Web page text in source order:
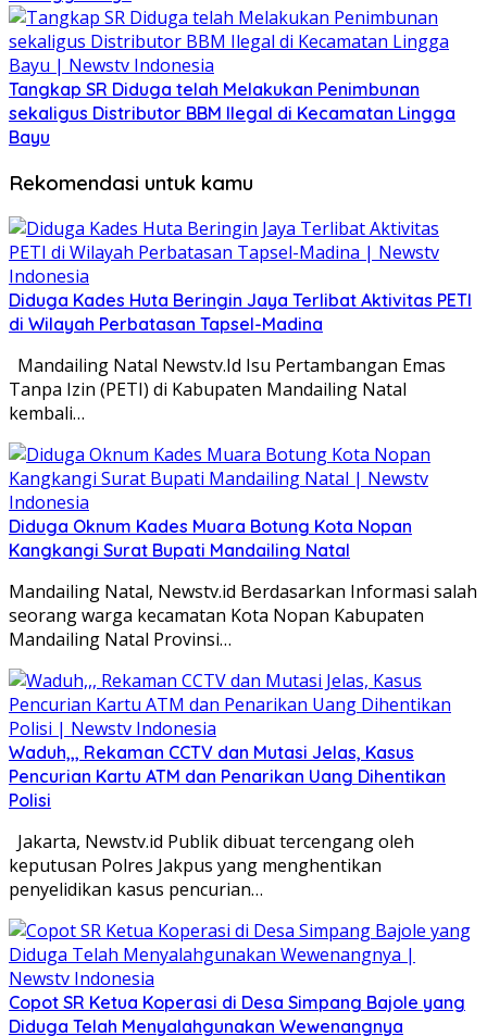
Tangkap SR Diduga telah Melakukan Penimbunan
sekaligus Distributor BBM Ilegal di Kecamatan Lingga
Bayu
Rekomendasi untuk kamu
Diduga Kades Huta Beringin Jaya Terlibat Aktivitas PETI
di Wilayah Perbatasan Tapsel-Madina
Mandailing Natal Newstv.Id Isu Pertambangan Emas
Tanpa Izin (PETI) di Kabupaten Mandailing Natal
kembali…
Diduga Oknum Kades Muara Botung Kota Nopan
Kangkangi Surat Bupati Mandailing Natal
Mandailing Natal, Newstv.id Berdasarkan Informasi salah
seorang warga kecamatan Kota Nopan Kabupaten
Mandailing Natal Provinsi…
Waduh,,, Rekaman CCTV dan Mutasi Jelas, Kasus
Pencurian Kartu ATM dan Penarikan Uang Dihentikan
Polisi
Jakarta, Newstv.id Publik dibuat tercengang oleh
keputusan Polres Jakpus yang menghentikan
penyelidikan kasus pencurian…
Copot SR Ketua Koperasi di Desa Simpang Bajole yang
Diduga Telah Menyalahgunakan Wewenangnya